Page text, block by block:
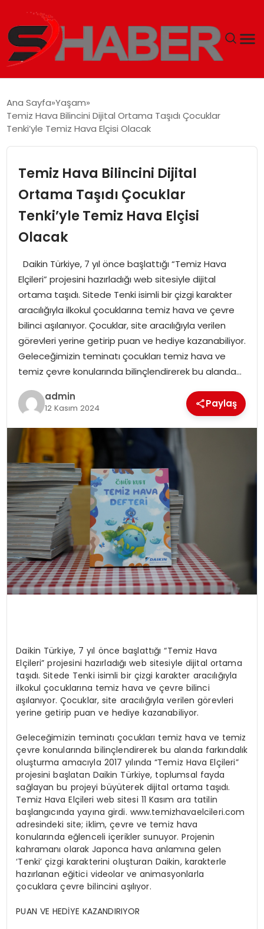
MAGAZIN
EKONOMI
EĞITIM
YAŞAM
Ana Sayfa Yaşam
Temiz Hava Bilincini Dijital Ortama Taşıdı Çocuklar
Tenki’yle Temiz Hava Elçisi Olacak
Temiz Hava Bilincini Dijital
Ortama Taşıdı Çocuklar
Tenki’yle Temiz Hava Elçisi
Olacak
Daikin Türkiye, 7 yıl önce başlattığı “Temiz Hava
Elçileri” projesini hazırladığı web sitesiyle dijital
ortama taşıdı. Sitede Tenki isimli bir çizgi karakter
aracılığıyla ilkokul çocuklarına temiz hava ve çevre
bilinci aşılanıyor. Çocuklar, site aracılığıyla verilen
görevleri yerine getirip puan ve hediye kazanabiliyor.
Geleceğimizin teminatı çocukları temiz hava ve
temiz çevre konularında bilinçlendirerek bu alanda…
admin
12 Kasım 2024 Paylaş
Daikin Türkiye, 7 yıl önce başlattığı “Temiz Hava
Elçileri” projesini hazırladığı web sitesiyle dijital ortama
taşıdı. Sitede Tenki isimli bir çizgi karakter aracılığıyla
ilkokul çocuklarına temiz hava ve çevre bilinci
aşılanıyor. Çocuklar, site aracılığıyla verilen görevleri
yerine getirip puan ve hediye kazanabiliyor.
Geleceğimizin teminatı çocukları temiz hava ve temiz
çevre konularında bilinçlendirerek bu alanda farkındalık
oluşturma amacıyla 2017 yılında “Temiz Hava Elçileri”
projesini başlatan Daikin Türkiye, toplumsal fayda
sağlayan bu projeyi büyüterek dijital ortama taşıdı.
Temiz Hava Elçileri web sitesi 11 Kasım ara tatilin
başlangıcında yayına girdi. www.temizhavaelcileri.com
adresindeki site; iklim, çevre ve temiz hava
konularında eğlenceli içerikler sunuyor. Projenin
kahramanı olarak Japonca hava anlamına gelen
‘Tenki’ çizgi karakterini oluşturan Daikin, karakterle
hazırlanan eğitici videolar ve animasyonlarla
çocuklara çevre bilincini aşılıyor.
PUAN VE HEDİYE KAZANDIRIYOR